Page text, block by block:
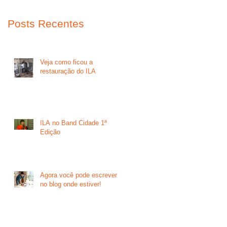
Posts Recentes
Veja como ficou a
restauração do ILA
ILA no Band Cidade 1ª
Edição
Agora você pode escrever
no blog onde estiver!